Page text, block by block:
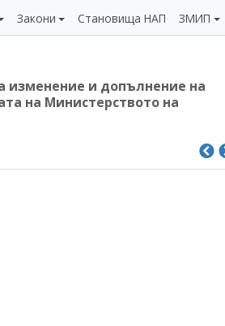
Закони Становища НАП ЗМИП
изменение и допълнение на
на Министерството на